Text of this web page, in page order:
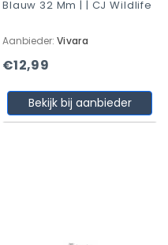
Blauw 32 Mm | | CJ Wildlife
Aanbieder: Vivara
€12,99
Bekijk bij aanbieder